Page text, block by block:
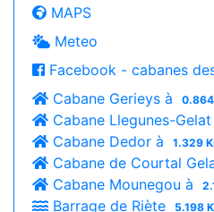
MAPS
Meteo
Facebook - cabanes
Cabane Gerieys à
Cabane Llegunes-Gelat
Cabane Dedor à 1.329
Cabane de Courtal
Cabane Mounegou à
Barrage de Riète 5.198